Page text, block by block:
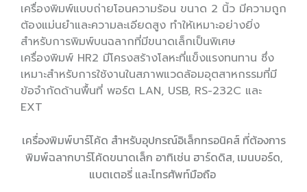
เครื่องพิมพ์แบบถ่ายโอนความร้อน ขนาด 2 นิ้ว มีความถูก
ต้องแม่นยำและความละเอียดสูง ทำให้เหมาะอย่างยิ่ง
สำหรับการพิมพ์บนฉลากที่มีขนาดเล็กเป็นพิเศษ
เครื่องพิมพ์ HR2 มีโครงสร้างโลหะที่แข็งแรงทนทาน ซึ่ง
เหมาะสำหรับการใช้งานในสภาพแวดล้อมอุตสาหกรรมที่มี
ข้อจำกัดด้านพื้นที่ พอร์ต LAN, USB, RS-232C และ
EXT
เครื่องพิมพ์บาร์โค้ด สำหรับอุปกรณ์อิเล็กทรอนิคส์ ที่ต้องการ
พิมพ์ฉลากบาร์โค้ดขนาดเล็ก อาทิเช่น ฮาร์ดดิส, เมนบอร์ด,
แบตเตอรี่ และโทรศัพท์มือถือ